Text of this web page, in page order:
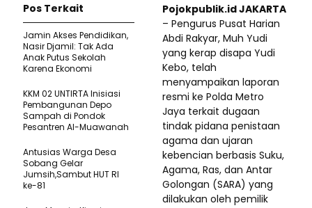
Pojokpublik.id JAKARTA
– Pengurus Pusat Harian
Abdi Rakyar, Muh Yudi
yang kerap disapa Yudi
Kebo, telah
menyampaikan laporan
resmi ke Polda Metro
Jaya terkait dugaan
tindak pidana penistaan
agama dan ujaran
kebencian berbasis Suku,
Agama, Ras, dan Antar
Golongan (SARA) yang
dilakukan oleh pemilik
Pos Terkait
Jamin Akses Pendidikan,
Nasir Djamil: Tak Ada
Anak Putus Sekolah
Karena Ekonomi
KKM 02 UNTIRTA Inisiasi
Pembangunan Depo
Sampah di Pondok
Pesantren Al-Muawanah
Antusias Warga Desa
Sobang Gelar
Jumsih,Sambut HUT RI
ke-81